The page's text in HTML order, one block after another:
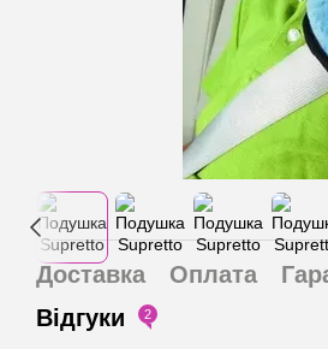
Доставка Оплата
Відгуки
2